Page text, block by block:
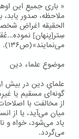
« باری جمیعِ این
ملاحظه، صدور
الحقیقه اغراضِ
سِتر[پنهان]
می‌نمایند»(ص۱۳۶).
موضوعِ علماء دین
علمایِ دین در بیش
گونه‌ای مسقیم یا
از مخالفت با
میان می‌آید، یا از
یاد می‌شود، خواه و
می‌گردد.